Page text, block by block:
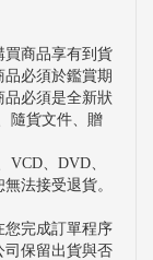
買商品享有到貨
必須於鑑賞期
品必須是全新狀
隨貨文件、贈
VCD、DVD、
法接受退貨。
您完成訂單程序
司保留出貨與否